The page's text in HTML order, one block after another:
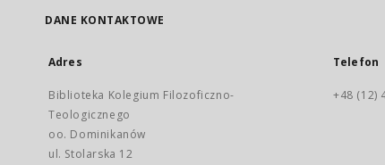
DANE KONTAKTOWE
Adres
Biblioteka Kolegium Filozoficzno-
Teologicznego
oo. Dominikanów
ul. Stolarska 12
Telefon
+48 (12)